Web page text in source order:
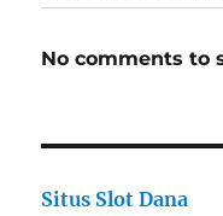
No comments to
Situs Slot Dana